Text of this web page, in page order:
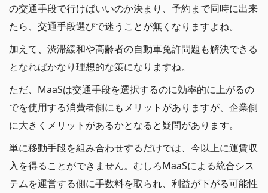
の交通手段で行けばいいのか決まり、予約まで同時に出来
たら、交通手段選びで迷うことが無くなりますよね。
加えて、渋滞緩和や高齢者の自動車免許問題も解決できる
となればかなり理想的な策になりますね。
ただ、MaaSは交通手段を選択するのに効率的に上がるの
でを使用する消費者側にもメリットがありますが、企業側
に大きくメリットがあるかとなると疑問があります。
単に移動手段を組み合わせするだけでは、今以上に運賃収
入を得ることができません。むしろMaaSによる統合シス
テムを運営する側に手数料を取られ、利益が下がる可能性